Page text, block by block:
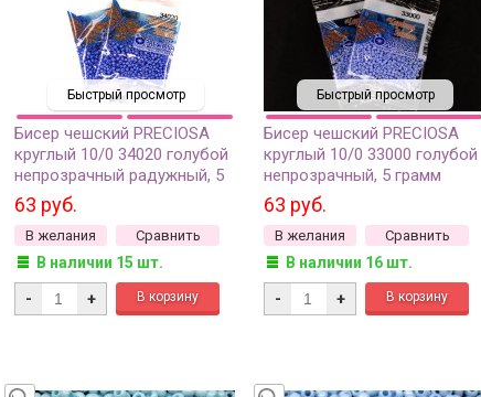
Быстрый просмотр
Бисер чешский PRECIOSA
круглый 10/0 34020 голубой
непрозрачный радужный, 5
грамм
63 руб.
В желания Сравнить
В наличии 15 шт.
- +
Быстрый просмотр
Бисер чешский PRECIOSA
круглый 10/0 33000 голубой
непрозрачный, 5 грамм
63 руб.
В желания Сравнить
В наличии 16 шт.
- +